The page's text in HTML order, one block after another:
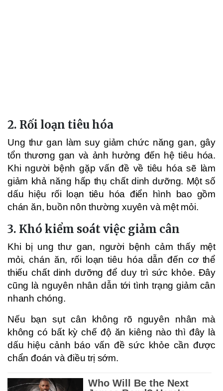
2. Rối loạn tiêu hóa
Ung thư gan làm suy giảm chức năng gan, gây
tổn thương gan và ảnh hưởng đến hệ tiêu hóa.
Khi người bệnh gặp vấn đề về tiêu hóa sẽ làm
giảm khả năng hấp thụ chất dinh dưỡng. Một số
dấu hiệu rối loạn tiêu hóa điển hình bao gồm
chán ăn, buồn nôn thường xuyên và mệt mỏi.
3. Khó kiểm soát việc giảm cân
Khi bị ung thư gan, người bệnh cảm thấy mệt
mỏi, chán ăn, rối loạn tiêu hóa dẫn đến cơ thể
thiếu chất dinh dưỡng để duy trì sức khỏe. Đây
cũng là nguyên nhân dẫn tới tình trạng giảm cân
nhanh chóng.
Nếu bạn sụt cân không rõ nguyên nhân mà
không có bất kỳ chế độ ăn kiêng nào thì đây là
dấu hiệu cảnh báo vấn đề sức khỏe cần được
chẩn đoán và điều trị sớm.